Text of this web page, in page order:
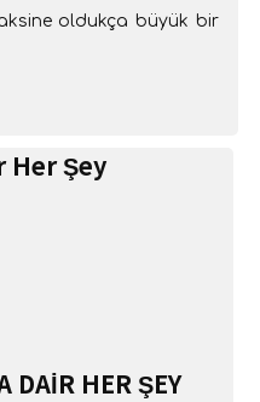
oldukça büyük bir
DAIR HER ŞEY